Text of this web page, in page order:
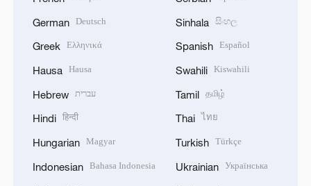
German Deutsch
Greek Ελληνικά
Hausa Hausa
Hebrew עברית
Hindi हिन्दी
Hungarian Magyar
Indonesian Bahasa Indonesia
Sinhala සිංහල
Spanish Español
Swahili Kiswahili
Tamil தமிழ்
Thai ไทย
Turkish Türkçe
Ukrainian Українська